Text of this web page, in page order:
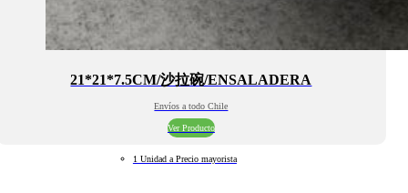
21*21*7.5CM/沙拉碗/ENSALADERA
Envíos a todo Chile
Ver Producto
1 Unidad a Precio mayorista